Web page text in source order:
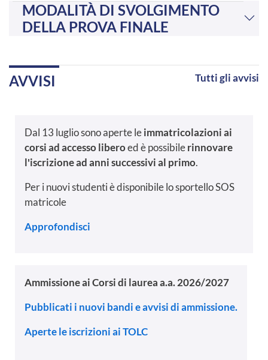
MODALITÀ DI SVOLGIMENTO
DELLA PROVA FINALE
AVVISI Tutti gli avvisi
Dal 13 luglio sono aperte leimmatricolazioni ai
corsi ad accesso liberoed è possibilerinnovare
l'iscrizione ad anni successivi al primo.
Per i nuovi studenti è disponibile lo sportello SOS
matricole
Approfondisci
Ammissione ai Corsi di laurea a.a. 2026/2027
Pubblicati i nuovi bandi e avvisi di ammissione.
Aperte le iscrizioni ai TOLC